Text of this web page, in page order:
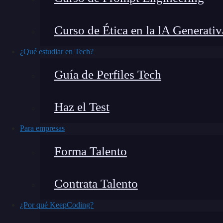
Curso de Ética en la lA
¿Qué estudiar en Tech?
Guía de Perfiles Tech
Haz el Test
Para empresas
Forma Talento
Contrata Talento
¿Por qué KeepCoding?
¿Estás buscando una carrera con futuro y un
su punto más alto.